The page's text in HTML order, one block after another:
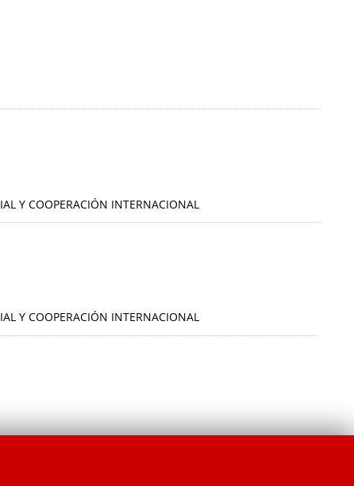
Y COOPERACIÓN INTERNACIONAL
Y COOPERACIÓN INTERNACIONAL